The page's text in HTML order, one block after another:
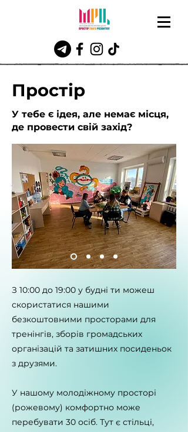
Простір
У тебе є ідея, але немає місця,
де провести свій захід?
З 10:00 до 19:00 у будні ти можеш
скористатися нашими
безкоштовними просторами для
тренінгів, зборів громадських
організацій та затишних посиденьок
з друзями.
У нашому молодіжному просторі
(рожевому) комфортно може
перебувати 30 осіб. Тут є стільці,